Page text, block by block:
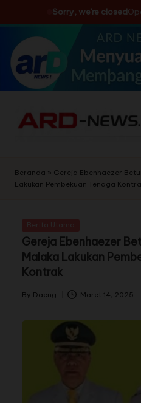
Sorry, we're closed
Skip
content
Beranda » Gereja Ebenhaezer
Lakukan Pembekuan Tenaga
Gereja Ebenhaezer
Malaka Lakukan
Kontrak
By Daeng Maret 14, 2025